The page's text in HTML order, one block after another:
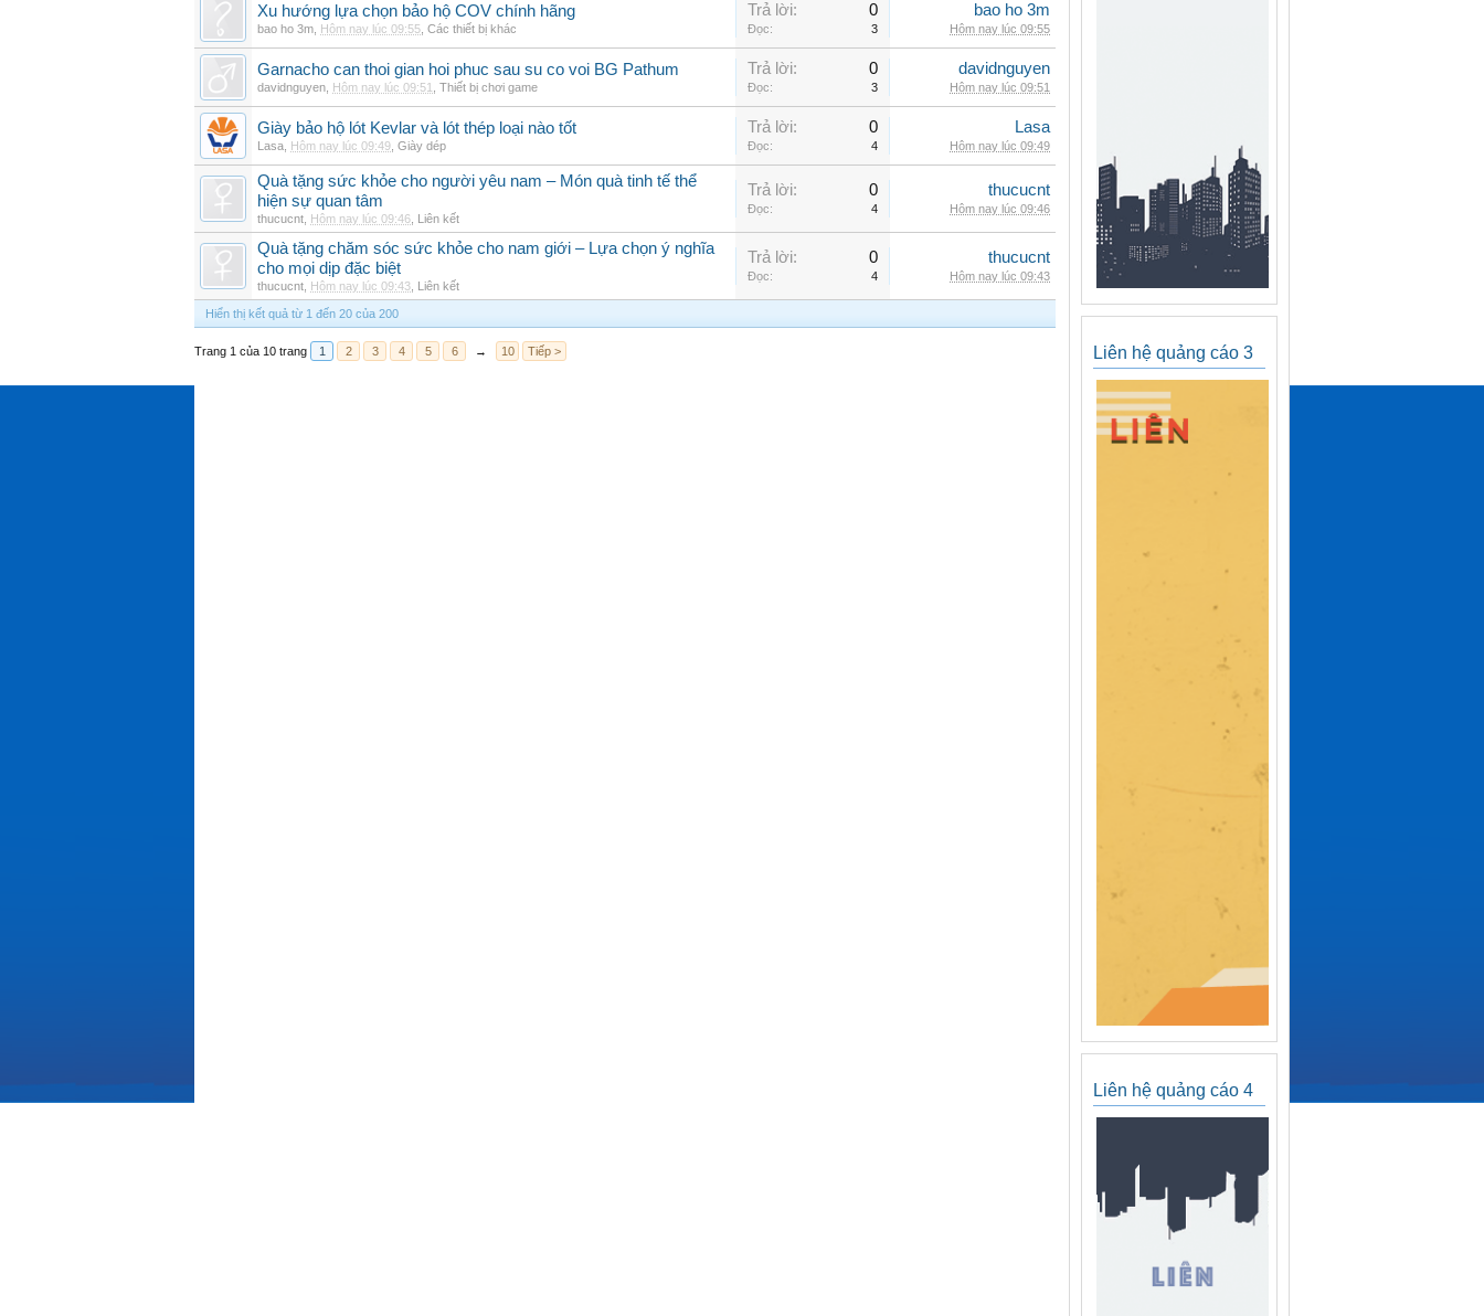
Xu hướng lựa chọn bảo hộ COV chính hãng
bao ho 3m Hôm nay lúc 09:55 Các thiết bị khác
Trả lời: 0
Đọc: 3
bao ho 3m
Hôm nay lúc 09:55
Garnacho can thoi gian hoi phuc sau su co voi BG Pathum
davidnguyen Hôm nay lúc 09:51 Thiết bị chơi game
Trả lời: 0
Đọc: 3
davidnguyen
Hôm nay lúc 09:51
Giày bảo hộ lót Kevlar và lót thép loại nào tốt
Lasa Hôm nay lúc 09:49 Giày dép
Trả lời: 0
Đọc: 4
Lasa
Hôm nay lúc 09:49
Quà tặng sức khỏe cho người yêu nam – Món quà tinh tế thể
hiện sự quan tâm
thucucnt Hôm nay lúc 09:46 Liên kết
Trả lời: 0
Đọc: 4
thucucnt
Hôm nay lúc 09:46
Quà tặng chăm sóc sức khỏe cho nam giới – Lựa chọn ý nghĩa
cho mọi dịp đặc biệt
thucucnt Hôm nay lúc 09:43 Liên kết
Trả lời: 0
Đọc: 4
thucucnt
Hôm nay lúc 09:43
Hiển thị kết quả từ 1 đến 20 của 200
Trang 1 của 10 trang 1 2 3 4 5 6 → 10 Tiếp > Liên hệ quảng cáo 3
Liên hệ quảng cáo 4